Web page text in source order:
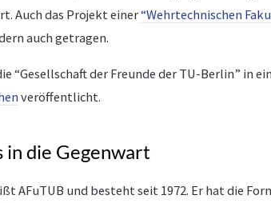
Auch das Projekt einer“Wehrtechnischen
auch getragen.
“Gesellschaft der Freunde der TU-Berlin” in
veröffentlicht.
in die Gegenwart
AFuTUB und besteht seit 1972. Er hat die